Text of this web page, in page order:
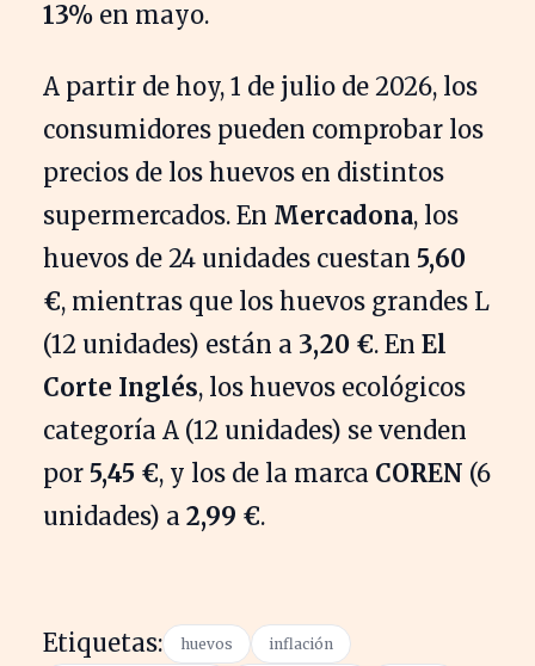
13% en mayo.
A partir de hoy, 1 de julio de 2026, los
consumidores pueden comprobar los
precios de los huevos en distintos
supermercados. En Mercadona, los
huevos de 24 unidades cuestan 5,60
€, mientras que los huevos grandes L
(12 unidades) están a 3,20 €. En El
Corte Inglés, los huevos ecológicos
categoría A (12 unidades) se venden
por 5,45 €, y los de la marca COREN (6
unidades) a 2,99 €.
Etiquetas: huevos inflación